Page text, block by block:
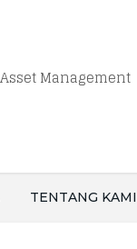
TENTANG KAMI